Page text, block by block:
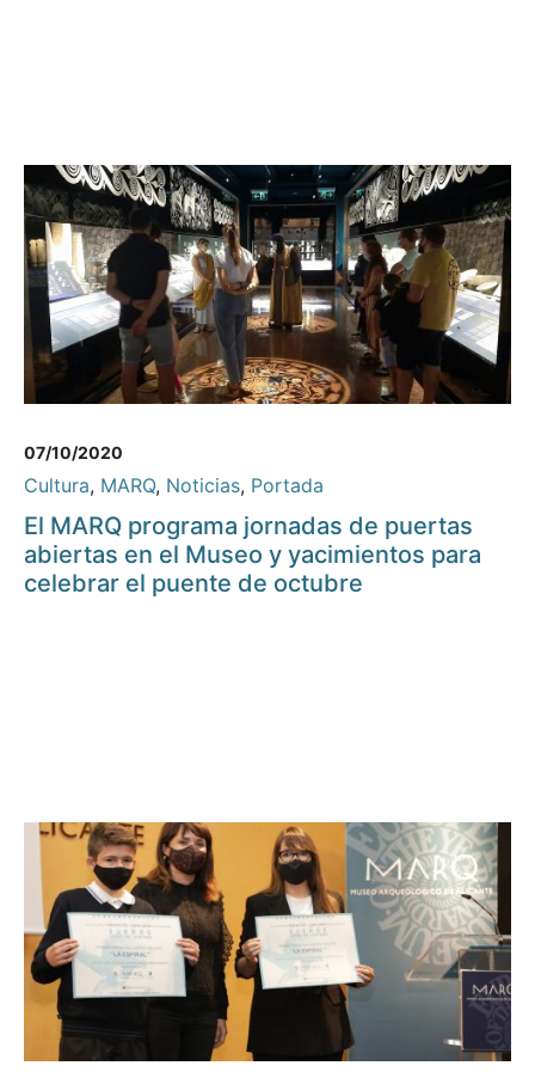
07/10/2020
Cultura, MARQ, Noticias, Portada
El MARQ programa jornadas de puertas
abiertas en el Museo y yacimientos para
celebrar el puente de octubre